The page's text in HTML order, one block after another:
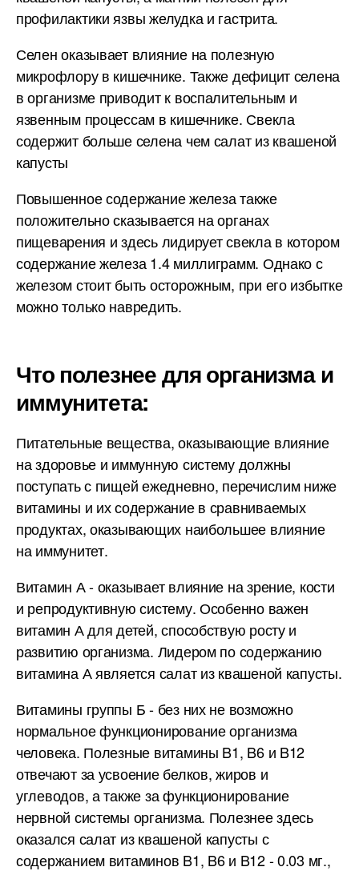
профилактики язвы желудка и гастрита.
Селен оказывает влияние на полезную
микрофлору в кишечнике. Также дефицит селена
в организме приводит к воспалительным и
язвенным процессам в кишечнике. Свекла
содержит больше селена чем салат из квашеной
капусты
Повышенное содержание железа также
положительно сказывается на органах
пищеварения и здесь лидирует свекла в котором
содержание железа 1.4 миллиграмм. Однако с
железом стоит быть осторожным, при его избытке
можно только навредить.
Что полезнее для организма и
иммунитета:
Питательные вещества, оказывающие влияние
на здоровье и иммунную систему должны
поступать с пищей ежедневно, перечислим ниже
витамины и их содержание в сравниваемых
продуктах, оказывающих наибольшее влияние
на иммунитет.
Витамин А - оказывает влияние на зрение, кости
и репродуктивную систему. Особенно важен
витамин А для детей, способствую росту и
развитию организма. Лидером по содержанию
витамина А является салат из квашеной капусты.
Витамины группы Б - без них не возможно
нормальное функционирование организма
человека. Полезные витамины B1, B6 и B12
отвечают за усвоение белков, жиров и
углеводов, а также за функционирование
нервной системы организма. Полезнее здесь
оказался салат из квашеной капусты с
содержанием витаминов B1, B6 и B12 - 0.03 мг.,